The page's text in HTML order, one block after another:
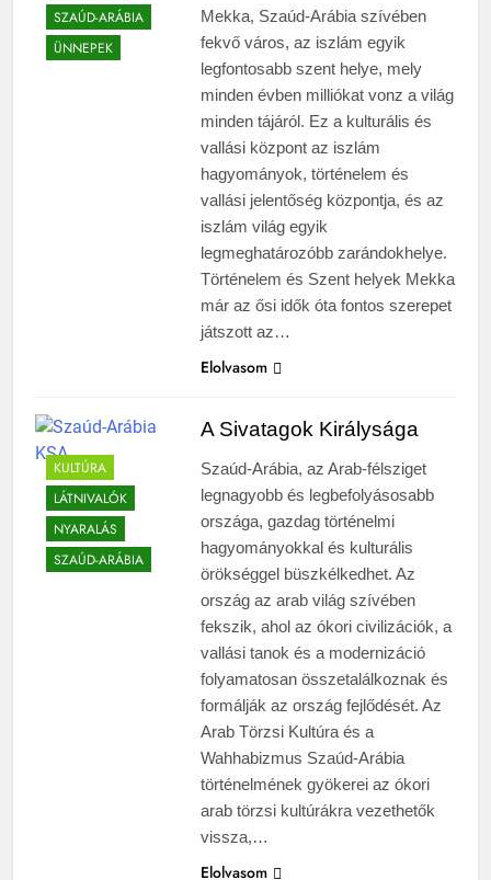
SZAÚD-ARÁBIA
ÜNNEPEK
Mekka, Szaúd-Arábia szívében
fekvő város, az iszlám egyik
legfontosabb szent helye, mely
minden évben milliókat vonz a világ
minden tájáról. Ez a kulturális és
vallási központ az iszlám
hagyományok, történelem és
vallási jelentőség központja, és az
iszlám világ egyik
legmeghatározóbb zarándokhelye.
Történelem és Szent helyek Mekka
már az ősi idők óta fontos szerepet
játszott az…
Elolvasom
KULTÚRA
LÁTNIVALÓK
NYARALÁS
SZAÚD-ARÁBIA
A Sivatagok Királysága
Szaúd-Arábia, az Arab-félsziget
legnagyobb és legbefolyásosabb
országa, gazdag történelmi
hagyományokkal és kulturális
örökséggel büszkélkedhet. Az
ország az arab világ szívében
fekszik, ahol az ókori civilizációk, a
vallási tanok és a modernizáció
folyamatosan összetalálkoznak és
formálják az ország fejlődését. Az
Arab Törzsi Kultúra és a
Wahhabizmus Szaúd-Arábia
történelmének gyökerei az ókori
arab törzsi kultúrákra vezethetők
vissza,…
Elolvasom